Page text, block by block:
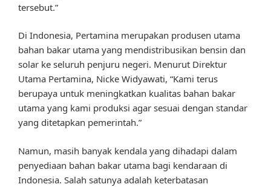
tersebut.”
Di Indonesia, Pertamina merupakan produsen utama
bahan bakar utama yang mendistribusikan bensin dan
solar ke seluruh penjuru negeri. Menurut Direktur
Utama Pertamina, Nicke Widyawati, “Kami terus
berupaya untuk meningkatkan kualitas bahan bakar
utama yang kami produksi agar sesuai dengan standar
yang ditetapkan pemerintah.”
Namun, masih banyak kendala yang dihadapi dalam
penyediaan bahan bakar utama bagi kendaraan di
Indonesia. Salah satunya adalah keterbatasan